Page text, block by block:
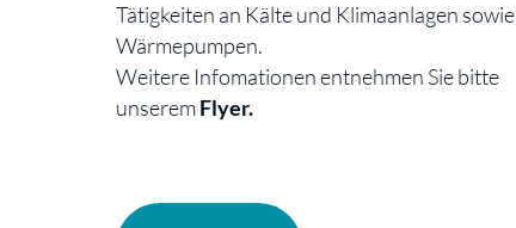
Tätigkeiten an Kälte und Klimaanlagen sowie
Wärmepumpen.
Weitere Infomationen entnehmen Sie bitte
unseremFlyer.